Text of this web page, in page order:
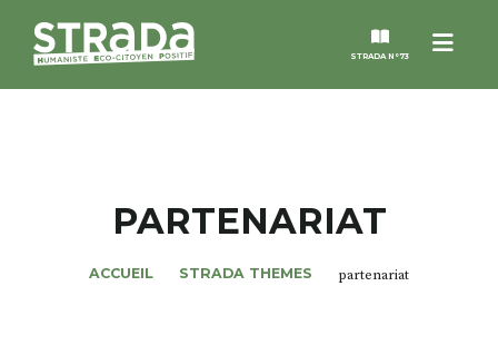
Menu
STRADA N°73
MAGAZINES
NOS THÈMES
PARTENARIAT
ACCUEIL STRADA THEMES partenariat